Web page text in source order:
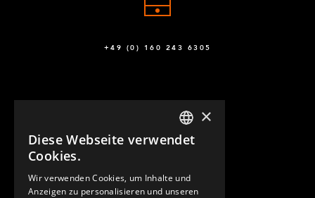
+49 (0) 160 243 6305
KONTAKT
ENGLISH
×
Diese Webseite verwendet
Cookies.
Wir verwenden Cookies, um Inhalte und
Anzeigen zu personalisieren und unseren